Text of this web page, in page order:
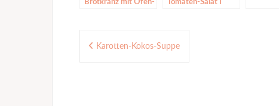
Brotkranz mit Ofen-
Tomaten-Salat I
Beitragsnavigation
Karotten-Kokos-Suppe